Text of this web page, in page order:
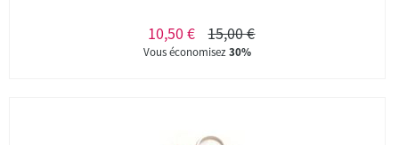
10,50 € 15,00 €
Vous économisez30%